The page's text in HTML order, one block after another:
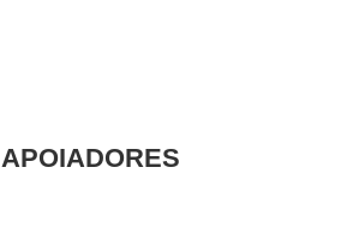
APOIADORES